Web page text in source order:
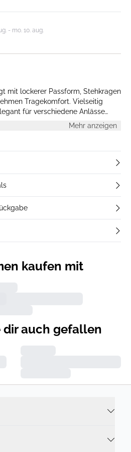
- mo. 10. aug.
mit lockerer Passform, Stehkragen
Tragekomfort. Vielseitig
für verschiedene Anlässe
Mehr anzeigen
kaufen mit
dir auch gefallen